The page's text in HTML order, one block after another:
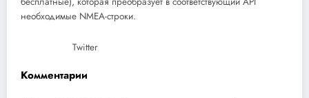
необходимые NMEA-строки.
Twitter
Комментарии